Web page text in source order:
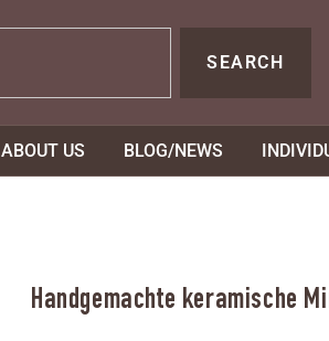
SEARCH
ABOUT US BLOG/NEWS
Handgemachte keramische